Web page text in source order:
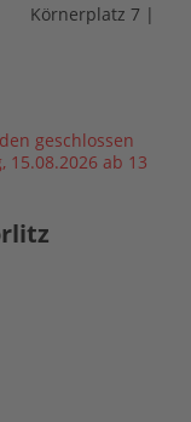
Körnerplatz 7 |
geschlossen
15.08.2026 ab 13